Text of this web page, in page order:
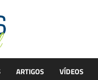
ARTIGOS VÍDEOS